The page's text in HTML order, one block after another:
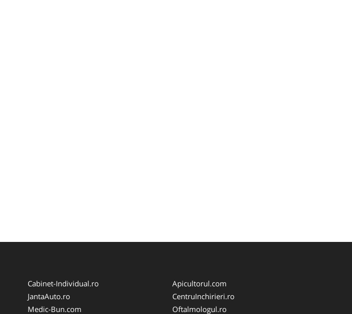
Cabinet-Individual.ro
JantaAuto.ro
Medic-Bun.com
Apicultorul.com
CentruInchirieri.ro
Oftalmologul.ro